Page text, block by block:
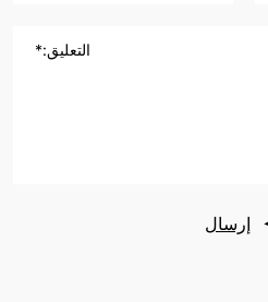
التعليق:*
إرسال